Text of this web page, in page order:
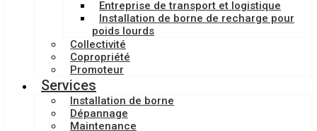
Entreprise de transport et logistique
Installation de borne de recharge pour
poids lourds
Collectivité
Copropriété
Promoteur
Services
Installation de borne
Dépannage
Maintenance